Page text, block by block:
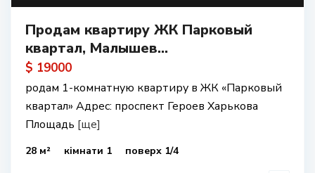
Продам квартиру ЖК Парковый
квартал, Малышев...
$ 19000
родам 1-комнатную квартиру в ЖК «Парковый
квартал» Адрес: проспект Героев Харькова
Площадь [ще]
28 м² кімнати 1 поверх 1/4